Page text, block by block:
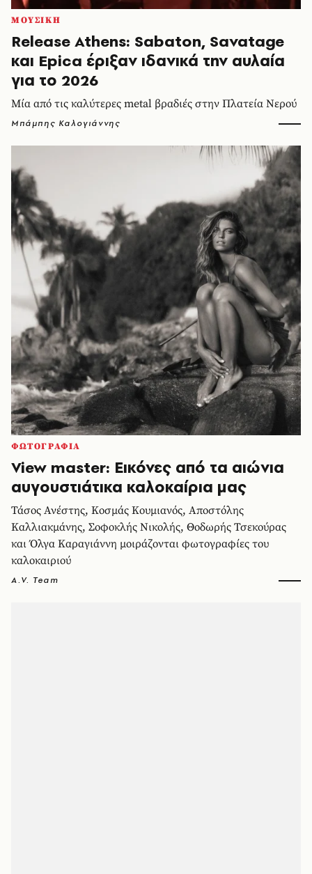
ΜΟΥΣΙΚΗ
Release Athens: Sabaton, Savatage
και Epica έριξαν ιδανικά την αυλαία
για το 2026
Μία από τις καλύτερες metal βραδιές στην Πλατεία Νερού
Μπάμπης Καλογιάννης
ΦΩΤΟΓΡΑΦΙΑ
View master: Εικόνες από τα αιώνια
αυγουστιάτικα καλοκαίρια μας
Τάσος Ανέστης, Κοσμάς Κουμιανός, Aποστόλης
Καλλιακμάνης, Σοφοκλής Νικολής, Θοδωρής Τσεκούρας
και Όλγα Καραγιάννη μοιράζονται φωτογραφίες του
καλοκαιριού
A.V. Team